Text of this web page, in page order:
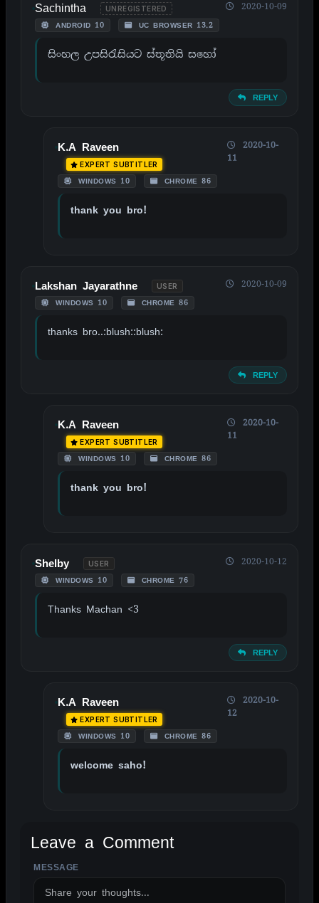
Sachintha UNREGISTERED
ANDROID 10 UC BROWSER 13.2
2020-10-09
සිංහල උපසිරැසියට ස්තූතියි සහෝ
REPLY
K.A Raveen
EXPERT SUBTITLER
WINDOWS 10 CHROME 86
2020-10-
11
thank you bro!
Lakshan Jayarathne USER
WINDOWS 10 CHROME 86
2020-10-09
thanks bro..:blush::blush:
REPLY
K.A Raveen
EXPERT SUBTITLER
WINDOWS 10 CHROME 86
2020-10-
11
thank you bro!
Shelby USER
WINDOWS 10 CHROME 76
2020-10-12
Thanks Machan <3
REPLY
K.A Raveen
EXPERT SUBTITLER
WINDOWS 10 CHROME 86
2020-10-
12
welcome saho!
Leave a Comment
MESSAGE
ALTERNATIVE: